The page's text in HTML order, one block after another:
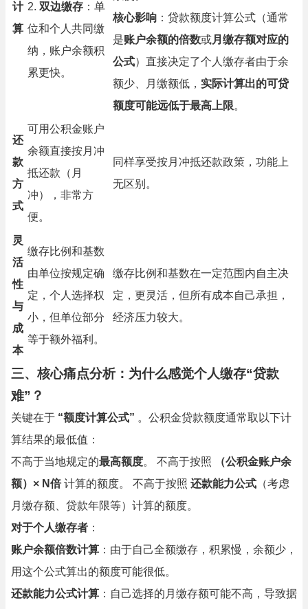
计
算
2. 双边缴存 ：单
位和个人共同缴
纳，账户余额积
累更快。
核心影响 ：贷款额度计算公式（通常
是账户余额的倍数或月缴存额对应的
公式）直接决定了个人缴存者由于余
额少、月缴额低， 实际计算出的可贷
额度可能远低于最高上限。
还
款
方
式
可用公积金账户
余额直接按月冲
抵还款（月
冲），非常方
便。
同样享受按月冲抵还款政策，功能上
无区别。
灵
活
性
与
成
本
缴存比例和基数
由单位按规定确
定，个人选择权
小，但单位部分
等于额外福利。
缴存比例和基数在一定范围内自主决
定，更灵活，但所有成本自己承担，
经济压力较大。
三、核心痛点分析：为什么感觉个人缴存“贷款
难”？
关键在于 “额度计算公式” 。公积金贷款额度通常取以下计
算结果的最低值：
不高于当地规定的最高额度。 不高于按照
（公积金账户余
额）× N倍计算的额度。 不高于按照 还款能力公式 （考虑
月缴存额、贷款年限等）计算的额度。
对于个人缴存者 ：
账户余额倍数计算 ：由于自己全额缴存，积累慢，余额少，
用这个公式算出的额度可能很低。
还款能力公式计算 ：自己选择的月缴存额可能不高，导致据